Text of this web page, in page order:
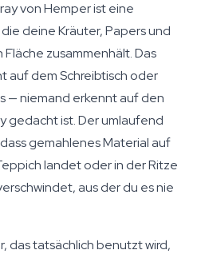
von Hemper ist eine
deine Kräuter, Papers und
zusammenhält. Das
auf dem Schreibtisch oder
— niemand erkennt auf den
gedacht ist. Der umlaufend
gemahlenes Material auf
landet oder in der Ritze
aus der du es nie
das tatsächlich benutzt wird,